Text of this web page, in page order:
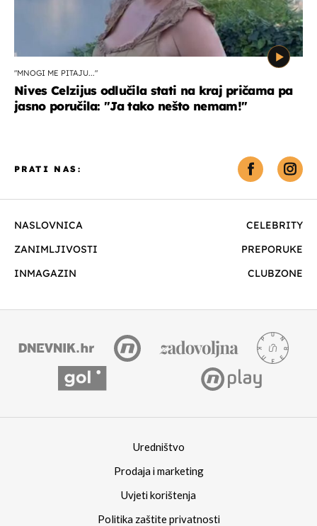
"MNOGI ME PITAJU..."
Nives Celzijus odlučila stati na kraj pričama pa
jasno poručila: "Ja tako nešto nemam!"
NASLOVNICA
CELEBRITY
ZANIMLJIVOSTI
PREPORUKE
INMAGAZIN
CLUBZONE
PRATI NAS:
Uredništvo
Prodaja i marketing
Uvjeti korištenja
Politika zaštite privatnosti